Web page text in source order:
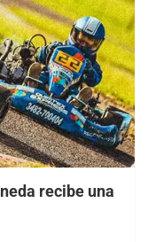
recibe una